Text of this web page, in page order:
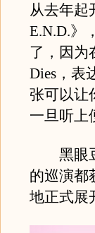
从去年起
E.N.D.》
了，因为
Dies，表
张可以让
一旦听上
黑眼豆
的巡演都
地正式展